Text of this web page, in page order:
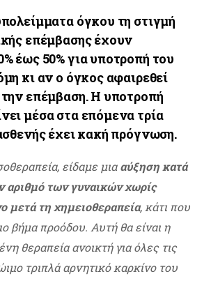
όγκου τη στιγμή
επέμβασης έχουν
έως 50% για υποτροπή του
κι αν ο όγκος αφαιρεθεί
επέμβαση. Η υποτροπή
μέσα στα επόμενα τρία
έχει κακή πρόγνωση.
είδαμε μιααύξηση κατά
αριθμό των γυναικών χωρίς
μετά τη χημειοθεραπεία, κάτι που
βήμα προόδου. Αυτή θα είναι η
θεραπεία ανοικτή για όλες τις
τριπλά αρνητικό καρκίνο του